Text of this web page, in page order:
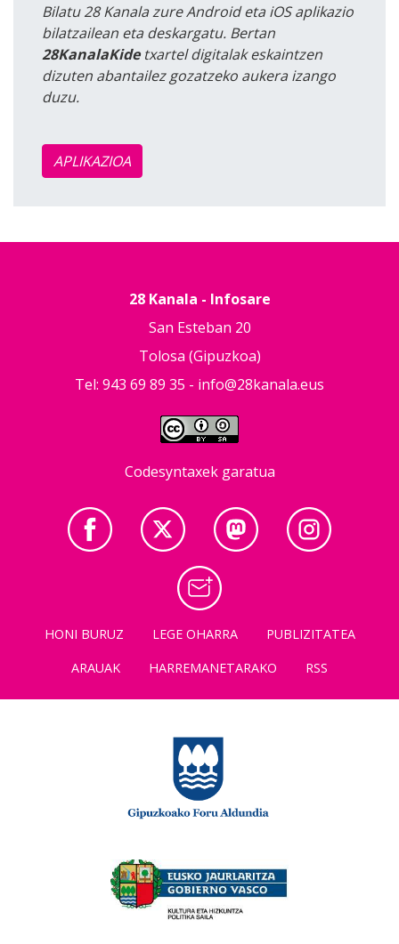
Bilatu 28 Kanala zure Android eta iOS aplikazio
bilatzailean eta deskargatu. Bertan
28KanalaKidetxartel digitalak eskaintzen
dizuten abantailez gozatzeko aukera izango
duzu.
APLIKAZIOA
28 Kanala - Infosare
San Esteban 20
Tolosa (Gipuzkoa)
Tel: 943 69 89 35 - info@28kanala.eus
Codesyntaxek garatua
HONI BURUZ LEGE OHARRA
PUBLIZITATEA
ARAUAK
HARREMANETARAKO RSS